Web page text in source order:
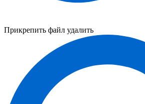
Прикрепить файл удалить